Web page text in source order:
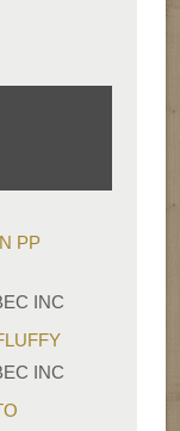
PP
INC
INC